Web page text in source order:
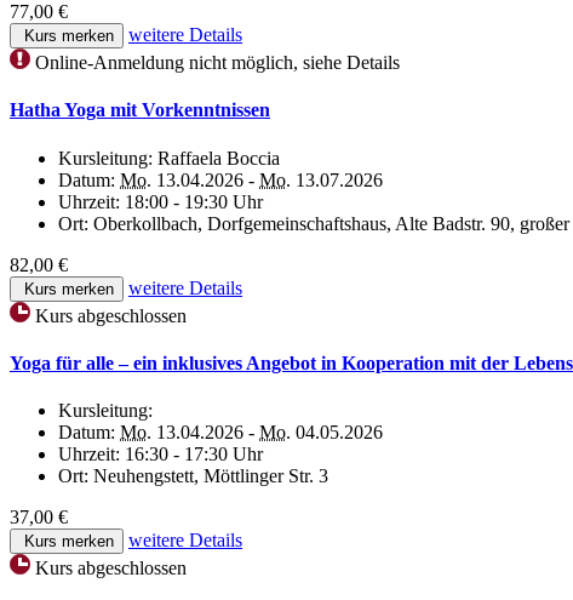
77,00 €
Kurs merken
weitere Details
Online-Anmeldung nicht möglich, siehe Details
Hatha Yoga mit Vorkenntnissen
Kursleitung: Raffaela Boccia
Datum: Mo. 13.04.2026 - Mo. 13.07.2026
Uhrzeit: 18:00 - 19:30 Uhr
Ort: Oberkollbach, Dorfgemeinschaftshaus, Alte Badstr. 90,
82,00 €
Kurs merken
weitere Details
Kurs abgeschlossen
Yoga für alle – ein inklusives Angebot in Kooperation mit der
Kursleitung:
Datum: Mo. 13.04.2026 - Mo. 04.05.2026
Uhrzeit: 16:30 - 17:30 Uhr
Ort: Neuhengstett, Möttlinger Str. 3
37,00 €
Kurs merken
weitere Details
Kurs abgeschlossen